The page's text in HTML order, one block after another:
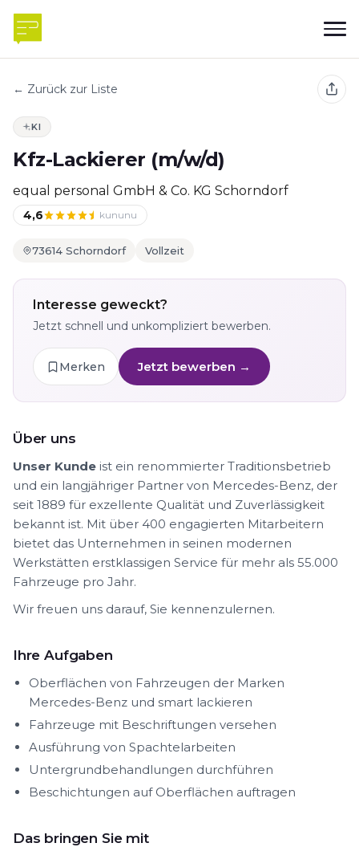
← Zurück zur Liste
KI
Kfz-Lackierer (m/w/d)
equal personal GmbH & Co. KG Schorndorf
4,6 kununu
73614 Schorndorf Vollzeit
Interesse geweckt?
Jetzt schnell und unkompliziert bewerben.
Merken Jetzt bewerben →
Über uns
Unser Kunde ist ein renommierter Traditionsbetrieb
und ein langjähriger Partner von Mercedes-Benz, der
seit 1889 für exzellente Qualität und Zuverlässigkeit
bekannt ist. Mit über 400 engagierten Mitarbeitern
bietet das Unternehmen in seinen modernen
Werkstätten erstklassigen Service für mehr als 55.000
Fahrzeuge pro Jahr.
Wir freuen uns darauf, Sie kennenzulernen.
Ihre Aufgaben
Oberflächen von Fahrzeugen der Marken
Mercedes-Benz und smart lackieren
Fahrzeuge mit Beschriftungen versehen
Ausführung von Spachtelarbeiten
Untergrundbehandlungen durchführen
Beschichtungen auf Oberflächen auftragen
Das bringen Sie mit